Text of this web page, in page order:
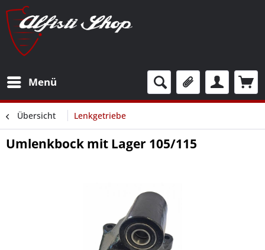
Menü
Übersicht Lenkgetriebe
Umlenkbock mit Lager 105/115